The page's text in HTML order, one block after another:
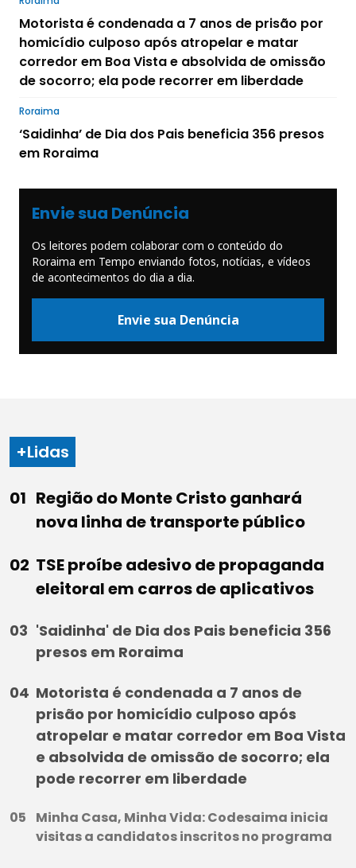
Motorista é condenada a 7 anos de prisão por
homicídio culposo após atropelar e matar
corredor em Boa Vista e absolvida de omissão
de socorro; ela pode recorrer em liberdade
Roraima
‘Saidinha’ de Dia dos Pais beneficia 356 presos
em Roraima
Envie sua Denúncia
Os leitores podem colaborar com o conteúdo do
Roraima em Tempo enviando fotos, notícias, e vídeos
de acontecimentos do dia a dia.
Envie sua Denúncia
+Lidas
Região do Monte Cristo ganhará
nova linha de transporte público
TSE proíbe adesivo de propaganda
eleitoral em carros de aplicativos
'Saidinha' de Dia dos Pais beneficia 356
presos em Roraima
Motorista é condenada a 7 anos de
prisão por homicídio culposo após
atropelar e matar corredor em Boa Vista
e absolvida de omissão de socorro; ela
pode recorrer em liberdade
Minha Casa, Minha Vida: Codesaima inicia
visitas a candidatos inscritos no programa